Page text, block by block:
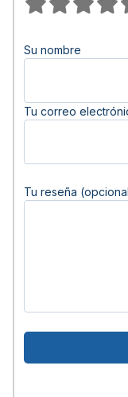
Su nombre
Tu correo
Tu reseña